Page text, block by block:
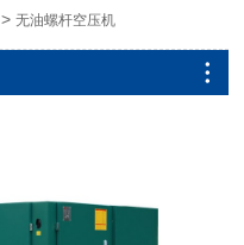
>无油螺杆空压机